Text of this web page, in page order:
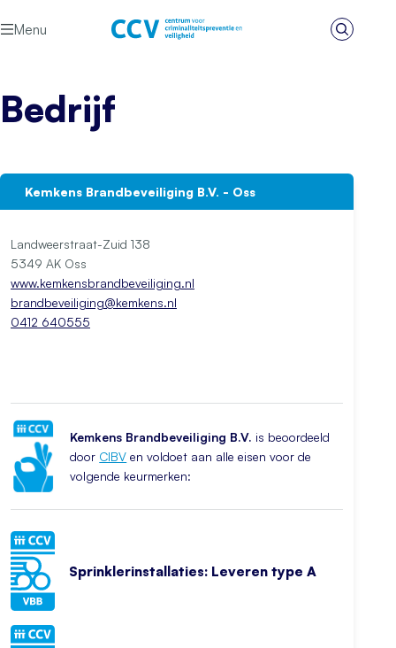
Menu
Zoeken
Bedrijf
Kemkens Brandbeveiliging B.V. - Oss
Landweerstraat-Zuid 138
5349 AK Oss
www.kemkensbrandbeveiliging.nl
brandbeveiliging@kemkens.nl
0412 640555
Kemkens Brandbeveiliging B.V. is beoordeeld
door CIBV en voldoet aan alle eisen voor de
volgende keurmerken:
Sprinklerinstallaties: Leveren type A